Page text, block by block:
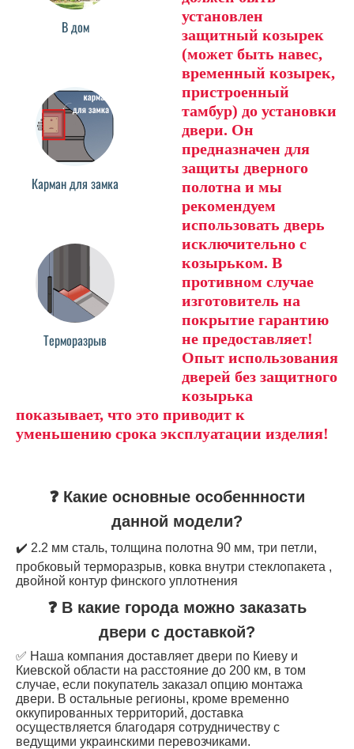
В дом
Карман для замка
Терморазрыв
установлен
защитный козырек
(может быть навес,
временный козырек,
пристроенный
тамбур) до установки
двери. Он
предназначен для
защиты дверного
полотна и мы
рекомендуем
использовать дверь
исключительно с
козырьком. В
противном случае
изготовитель на
покрытие гарантию
не предоставляет!
Опыт использования
дверей без защитного
козырька
показывает, что это приводит к
уменьшению срока эксплуатации изделия!
❓ Какие основные особеннности
данной модели?
✔️ 2.2 мм сталь, толщина полотна 90 мм, три петли,
пробковый терморазрыв, ковка внутри стеклопакета ,
двойной контур финского уплотнения
❓ В какие города можно заказать
двери с доставкой?
✅ Наша компания доставляет двери по Киеву и
Киевской области на расстояние до 200 км, в том
случае, если покупатель заказал опцию монтажа
двери. В остальные регионы, кроме временно
оккупированных территорий, доставка
осуществляется благодаря сотрудничеству с
ведущими украинскими перевозчиками.